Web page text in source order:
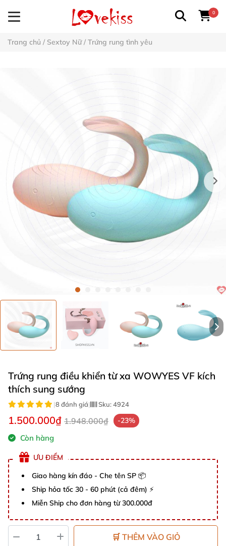
0
Trang chủ / Sextoy Nữ/ Trứng rung tình yêu
Trứng rung điều khiển từ xa WOWYES VF kích
thích sung sướng
|8 đánh giá| Sku:4924
1.500.000₫ 1.948.000₫ -23%
Còn hàng
ƯU ĐIỂM
Giao hàng kín đáo - Che tên SP 📦
Ship hỏa tốc 30 - 60 phút (cả đêm) ⚡
Miễn Ship cho đơn hàng từ 300.000đ
🛒 THÊM VÀO GIỎ